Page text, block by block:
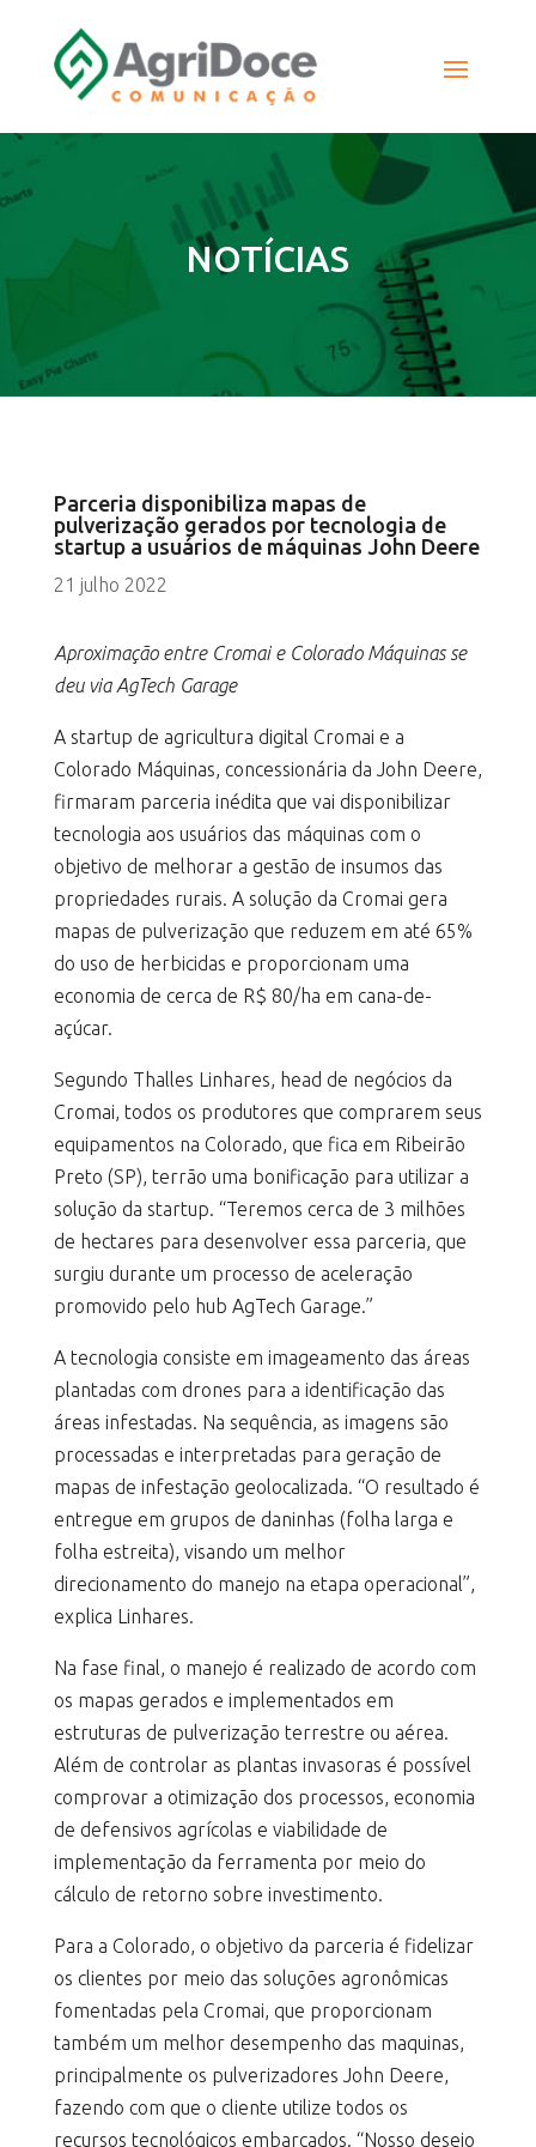
NOTÍCIAS
Parceria disponibiliza mapas de
pulverização gerados por tecnologia de
startup a usuários de máquinas John Deere
21 julho 2022
Aproximação entre Cromai e Colorado Máquinas se
deu via AgTech Garage
A startup de agricultura digital Cromai e a
Colorado Máquinas, concessionária da John Deere,
firmaram parceria inédita que vai disponibilizar
tecnologia aos usuários das máquinas com o
objetivo de melhorar a gestão de insumos das
propriedades rurais. A solução da Cromai gera
mapas de pulverização que reduzem em até 65%
do uso de herbicidas e proporcionam uma
economia de cerca de R$ 80/ha em cana-de-
açúcar.
Segundo Thalles Linhares, head de negócios da
Cromai, todos os produtores que comprarem seus
equipamentos na Colorado, que fica em Ribeirão
Preto (SP), terrão uma bonificação para utilizar a
solução da startup. “Teremos cerca de 3 milhões
de hectares para desenvolver essa parceria, que
surgiu durante um processo de aceleração
promovido pelo hub AgTech Garage.”
A tecnologia consiste em imageamento das áreas
plantadas com drones para a identificação das
áreas infestadas. Na sequência, as imagens são
processadas e interpretadas para geração de
mapas de infestação geolocalizada. “O resultado é
entregue em grupos de daninhas (folha larga e
folha estreita), visando um melhor
direcionamento do manejo na etapa operacional”,
explica Linhares.
Na fase final, o manejo é realizado de acordo com
os mapas gerados e implementados em
estruturas de pulverização terrestre ou aérea.
Além de controlar as plantas invasoras é possível
comprovar a otimização dos processos, economia
de defensivos agrícolas e viabilidade de
implementação da ferramenta por meio do
cálculo de retorno sobre investimento.
Para a Colorado, o objetivo da parceria é fidelizar
os clientes por meio das soluções agronômicas
fomentadas pela Cromai, que proporcionam
também um melhor desempenho das maquinas,
principalmente os pulverizadores John Deere,
fazendo com que o cliente utilize todos os
recursos tecnológicos embarcados. “Nosso desejo